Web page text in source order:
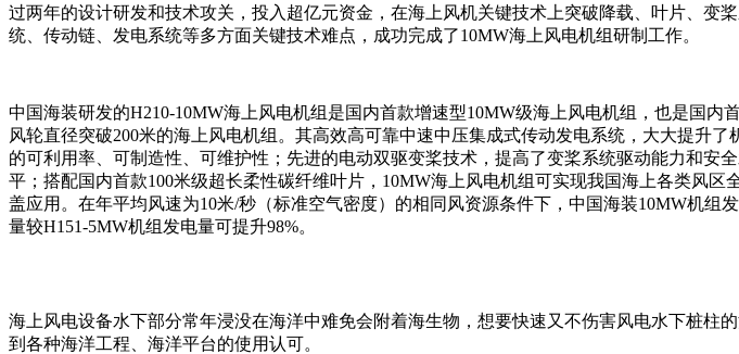
过两年的设计研发和技术攻关，投入超亿元资金，在海上风机关键技术上突破降载、叶片、变
统、传动链、发电系统等多方面关键技术难点，成功完成了10MW海上风电机组研制工作。
中国海装研发的H210-10MW海上风电机组是国内首款增速型10MW级海上风电机组，也是国内
风轮直径突破200米的海上风电机组。其高效高可靠中速中压集成式传动发电系统，大大提升了
的可利用率、可制造性、可维护性；先进的电动双驱变桨技术，提高了变桨系统驱动能力和安
平；搭配国内首款100米级超长柔性碳纤维叶片，10MW海上风电机组可实现我国海上各类风区
盖应用。在年平均风速为10米/秒（标准空气密度）的相同风资源条件下，中国海装10MW机组
量较H151-5MW机组发电量可提升98%。
海上风电设备水下部分常年浸没在海洋中难免会附着海生物，想要快速又不伤害风电水下桩
到各种海洋工程、海洋平台的使用认可。